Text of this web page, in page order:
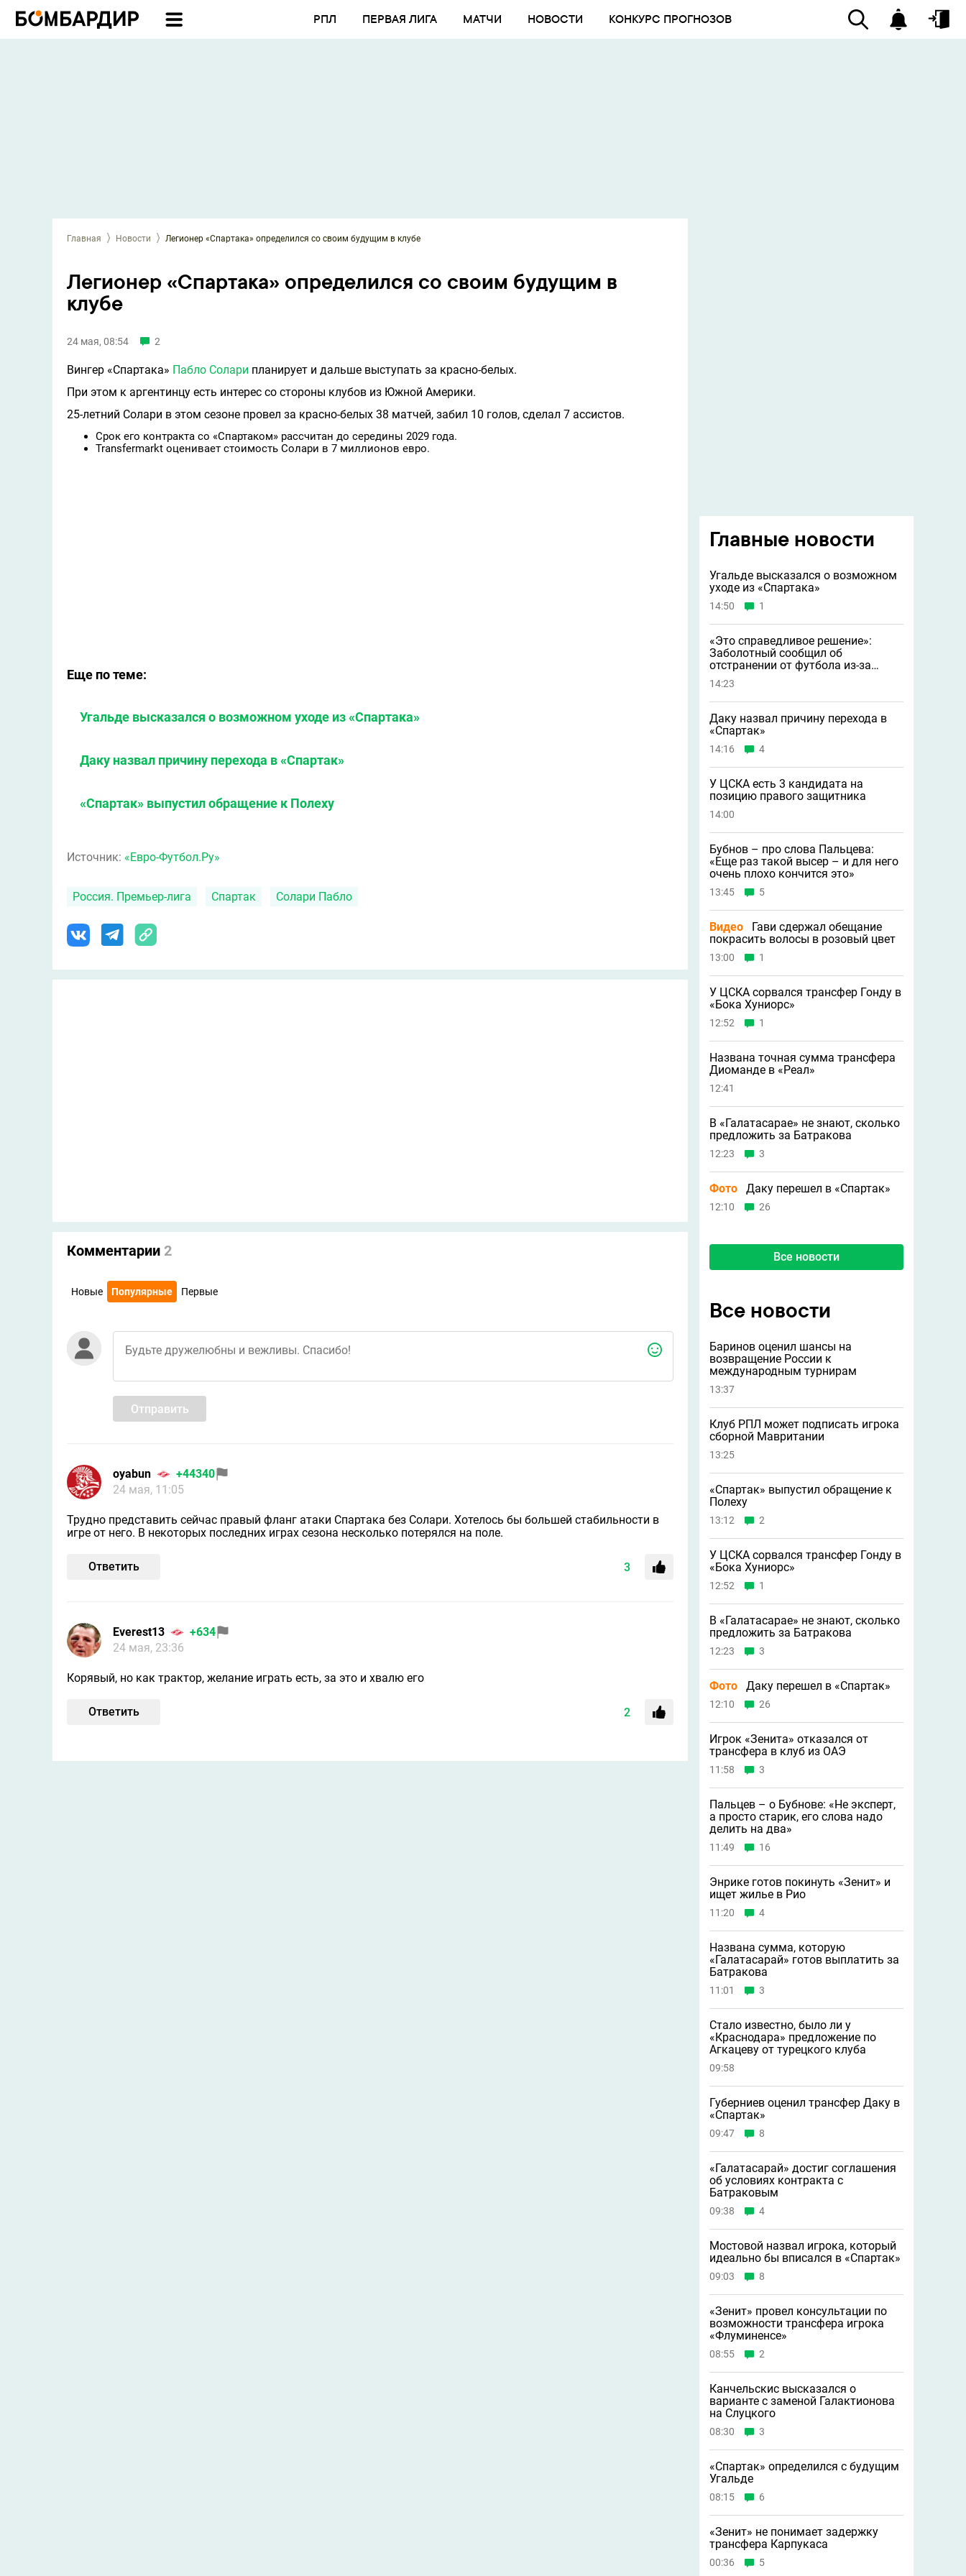
РПЛ ПЕРВАЯ ЛИГА МАТЧИ НОВОСТИ КОНКУРС ПРОГНОЗОВ
Главная Новости Легионер «Спартака» определился со своим будущим в клубе
Легионер «Спартака» определился со своим будущим в
клубе
24 мая, 08:54 2
Вингер «Спартака» Пабло Солари планирует и дальше выступать за красно-белых.
При этом к аргентинцу есть интерес со стороны клубов из Южной Америки.
25-летний Солари в этом сезоне провел за красно-белых 38 матчей, забил 10 голов, сделал 7 ассистов.
Срок его контракта со «Спартаком» рассчитан до середины 2029 года.
Transfermarkt оценивает стоимость Солари в 7 миллионов евро.
Еще по теме:
Угальде высказался о возможном уходе из «Спартака»
Даку назвал причину перехода в «Спартак»
«Спартак» выпустил обращение к Полеху
Источник: «Евро-Футбол.Ру»
Россия. Премьер-лига Спартак Солари Пабло
Комментарии 2
Новые Популярные Первые
Отправить
oyabun
+44340
24 мая, 11:05
Трудно представить сейчас правый фланг атаки Спартака без Солари. Хотелось бы большей стабильности в
игре от него. В некоторых последних играх сезона несколько потерялся на поле.
Ответить 3
Everest13
+634
24 мая, 23:36
Корявый, но как трактор, желание играть есть, за это и хвалю его
Ответить 2
Главные новости
Угальде высказался о возможном
уходе из «Спартака»
14:50 1
«Это справедливое решение»:
Заболотный сообщил об
отстранении от футбола из-за
допинга
14:23
Даку назвал причину перехода в
«Спартак»
14:16 4
У ЦСКА есть 3 кандидата на
позицию правого защитника
14:00
Бубнов – про слова Пальцева:
«Ещe раз такой высер – и для него
очень плохо кончится это»
13:45 5
Видео
Гави сдержал обещание
покрасить волосы в розовый цвет
13:00 1
У ЦСКА сорвался трансфер Гонду в
«Бока Хуниорс»
12:52 1
Названа точная сумма трансфера
Диоманде в «Реал»
12:41
В «Галатасарае» не знают, сколько
предложить за Батракова
12:23 3
Фото Даку перешел в «Спартак»
12:10 26
Все новости
Все новости
Баринов оценил шансы на
возвращение России к
международным турнирам
13:37
Клуб РПЛ может подписать игрока
сборной Мавритании
13:25
«Спартак» выпустил обращение к
Полеху
13:12 2
У ЦСКА сорвался трансфер Гонду в
«Бока Хуниорс»
12:52 1
В «Галатасарае» не знают, сколько
предложить за Батракова
12:23 3
Фото Даку перешел в «Спартак»
12:10 26
Игрок «Зенита» отказался от
трансфера в клуб из ОАЭ
11:58 3
Пальцев – о Бубнове: «Не эксперт,
а просто старик, его слова надо
делить на два»
11:49 16
Энрике готов покинуть «Зенит» и
ищет жилье в Рио
11:20 4
Названа сумма, которую
«Галатасарай» готов выплатить за
Батракова
11:01 3
Стало известно, было ли у
«Краснодара» предложение по
Агкацеву от турецкого клуба
09:58
Губерниев оценил трансфер Даку в
«Спартак»
09:47 8
«Галатасарай» достиг соглашения
об условиях контракта с
Батраковым
09:38 4
Мостовой назвал игрока, который
идеально бы вписался в «Спартак»
09:03 8
«Зенит» провел консультации по
возможности трансфера игрока
«Флуминенсе»
08:55 2
Канчельскис высказался о
варианте с заменой Галактионова
на Слуцкого
08:30 3
«Спартак» определился с будущим
Угальде
08:15 6
«Зенит» не понимает задержку
трансфера Карпукаса
00:36 5